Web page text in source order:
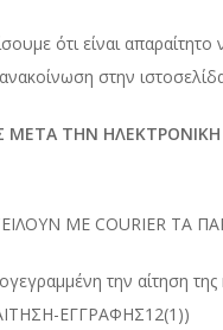
ότι είναι
στην
ΜΕΤΑ ΤΗΝ
ΜΕ COURIER ΤΑ
την αίτηση της
ΕΓΓΡΑΦΗΣ12(1))